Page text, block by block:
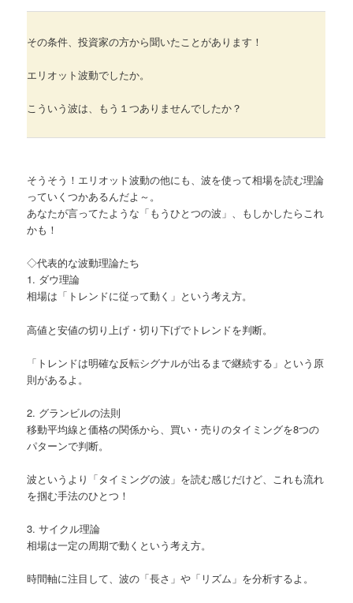
その条件、投資家の方から聞いたことがあります！
エリオット波動でしたか。
こういう波は、もう１つありませんでしたか？
そうそう！エリオット波動の他にも、波を使って相場を読む理論
っていくつかあるんだよ～。
あなたが言ってたような「もうひとつの波」、もしかしたらこれ
かも！
◇代表的な波動理論たち
1. ダウ理論
相場は「トレンドに従って動く」という考え方。
高値と安値の切り上げ・切り下げでトレンドを判断。
「トレンドは明確な反転シグナルが出るまで継続する」という原
則があるよ。
2. グランビルの法則
移動平均線と価格の関係から、買い・売りのタイミングを8つの
パターンで判断。
波というより「タイミングの波」を読む感じだけど、これも流れ
を掴む手法のひとつ！
3. サイクル理論
相場は一定の周期で動くという考え方。
時間軸に注目して、波の「長さ」や「リズム」を分析するよ。